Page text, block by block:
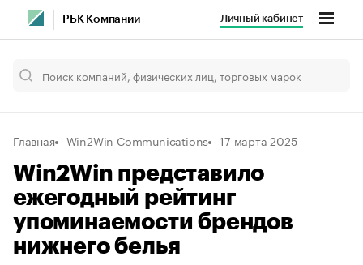
РБК Компании Личный кабинет
Главная Win2Win Communications 17 марта 2025
Win2Win представило
ежегодный рейтинг
упоминаемости брендов
нижнего белья